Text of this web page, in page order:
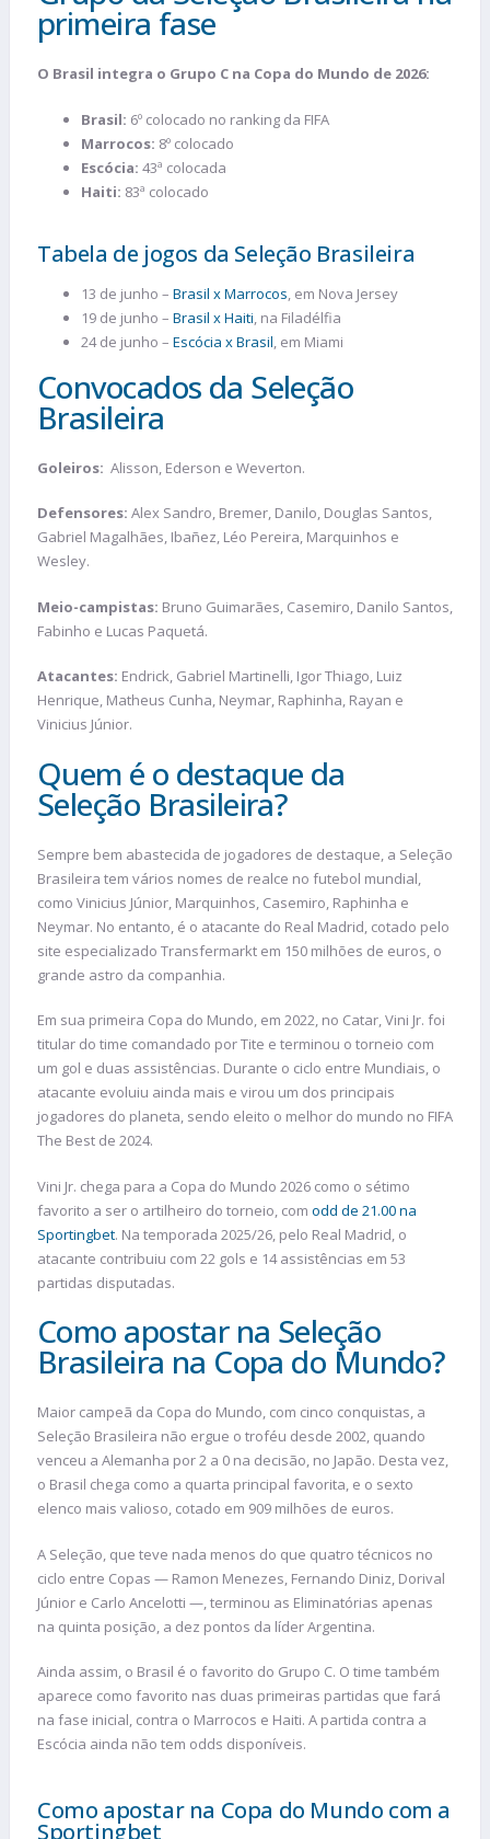
primeira fase
O Brasil integra o Grupo C na Copa do Mundo de 2026:
Brasil: 6º colocado no ranking da FIFA
Marrocos: 8º colocado
Escócia: 43ª colocada
Haiti: 83ª colocado
Tabela de jogos da Seleção Brasileira
13 de junho – Brasil x Marrocos, em Nova Jersey
19 de junho – Brasil x Haiti, na Filadélfia
24 de junho – Escócia x Brasil, em Miami
Convocados da Seleção
Brasileira
Goleiros: Alisson, Ederson e Weverton.
Defensores: Alex Sandro, Bremer, Danilo, Douglas Santos,
Gabriel Magalhães, Ibañez, Léo Pereira, Marquinhos e
Wesley.
Meio-campistas: Bruno Guimarães, Casemiro, Danilo Santos,
Fabinho e Lucas Paquetá.
Atacantes: Endrick, Gabriel Martinelli, Igor Thiago, Luiz
Henrique, Matheus Cunha, Neymar, Raphinha, Rayan e
Vinicius Júnior.
Quem é o destaque da
Seleção Brasileira?
Sempre bem abastecida de jogadores de destaque, a Seleção
Brasileira tem vários nomes de realce no futebol mundial,
como Vinicius Júnior, Marquinhos, Casemiro, Raphinha e
Neymar. No entanto, é o atacante do Real Madrid, cotado pelo
site especializado Transfermarkt em 150 milhões de euros, o
grande astro da companhia.
Em sua primeira Copa do Mundo, em 2022, no Catar, Vini Jr. foi
titular do time comandado por Tite e terminou o torneio com
um gol e duas assistências. Durante o ciclo entre Mundiais, o
atacante evoluiu ainda mais e virou um dos principais
jogadores do planeta, sendo eleito o melhor do mundo no FIFA
The Best de 2024.
Vini Jr. chega para a Copa do Mundo 2026 como o sétimo
favorito a ser o artilheiro do torneio, com odd de 21.00 na
Sportingbet. Na temporada 2025/26, pelo Real Madrid, o
atacante contribuiu com 22 gols e 14 assistências em 53
partidas disputadas.
Como apostar na Seleção
Brasileira na Copa do Mundo?
Maior campeã da Copa do Mundo, com cinco conquistas, a
Seleção Brasileira não ergue o troféu desde 2002, quando
venceu a Alemanha por 2 a 0 na decisão, no Japão. Desta vez,
o Brasil chega como a quarta principal favorita, e o sexto
elenco mais valioso, cotado em 909 milhões de euros.
A Seleção, que teve nada menos do que quatro técnicos no
ciclo entre Copas — Ramon Menezes, Fernando Diniz, Dorival
Júnior e Carlo Ancelotti —, terminou as Eliminatórias apenas
na quinta posição, a dez pontos da líder Argentina.
Ainda assim, o Brasil é o favorito do Grupo C. O time também
aparece como favorito nas duas primeiras partidas que fará
na fase inicial, contra o Marrocos e Haiti. A partida contra a
Escócia ainda não tem odds disponíveis.
Como apostar na Copa do Mundo com a
Sportingbet